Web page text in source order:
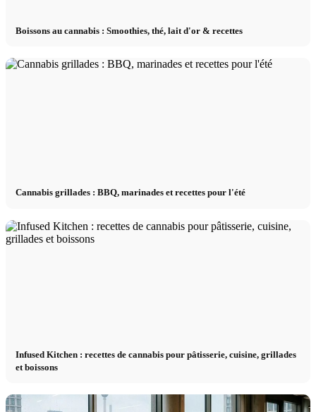
Boissons au cannabis : Smoothies, thé, lait d'or & recettes
Cannabis grillades : BBQ, marinades et recettes pour l'été
Infused Kitchen : recettes de cannabis pour pâtisserie, cuisine, grillades
et boissons